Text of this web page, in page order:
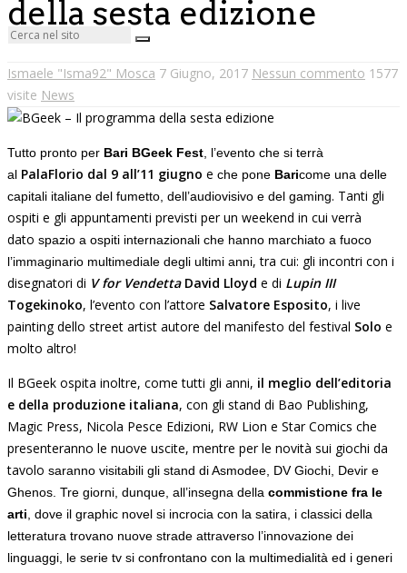
della sesta edizione
Ismaele "Isma92" Mosca 7 Giugno, 2017 Nessun commento 1577
visite News
Tutto pronto per Bari BGeek Fest , l’evento che si terrà
al PalaFlorio dal 9 all’11 giugno e che pone Baricome una delle
capitali italiane del fumetto, dell’audiovisivo e del gaming. Tanti gli
ospiti e gli appuntamenti previsti per un weekend in cui verrà
dato spazio a ospiti internazionali che hanno marchiato a fuoco
l’immaginario multimediale degli ultimi anni, tra cui: gli incontri con i
disegnatori di V for Vendetta David Lloyd e di Lupin III
Togekinoko, l’evento con l’attore Salvatore Esposito, i live
painting dello street artist autore del manifesto del festival Solo e
molto altro!
Il BGeek ospita inoltre, come tutti gli anni, il meglio dell’editoria
e della produzione italiana, con gli stand di Bao Publishing,
Magic Press, Nicola Pesce Edizioni, RW Lion e Star Comics che
presenteranno le nuove uscite, mentre per le novità sui giochi da
tavolo saranno visitabili gli stand di Asmodee, DV Giochi, Devir e
Ghenos. Tre giorni, dunque, all’insegna della commistione fra le
arti , dove il graphic novel si incrocia con la satira, i classici della
letteratura trovano nuove strade attraverso l’innovazione dei
linguaggi, le serie tv si confrontano con la multimedialità ed i generi